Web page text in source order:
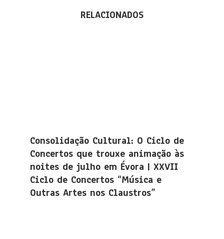
RELACIONADOS
Consolidação Cultural: O Ciclo de
Concertos que trouxe animação às
noites de julho em Évora | XXVII
Ciclo de Concertos “Música e
Outras Artes nos Claustros”